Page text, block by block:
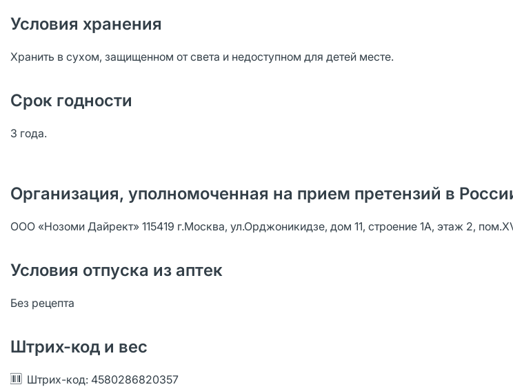
Условия хранения
Хранить в сухом, защищенном от света и недоступном для детей месте.
Срок годности
3 года.
Организация, уполномоченная на прием претензий в
ООО «Нозоми Дайрект» 115419 г.Москва, ул.Орджоникидзе, дом 11, строение 1А, этаж 2,
Условия отпуска из аптек
Без рецепта
Штрих-код и вес
Штрих-код: 4580286820357